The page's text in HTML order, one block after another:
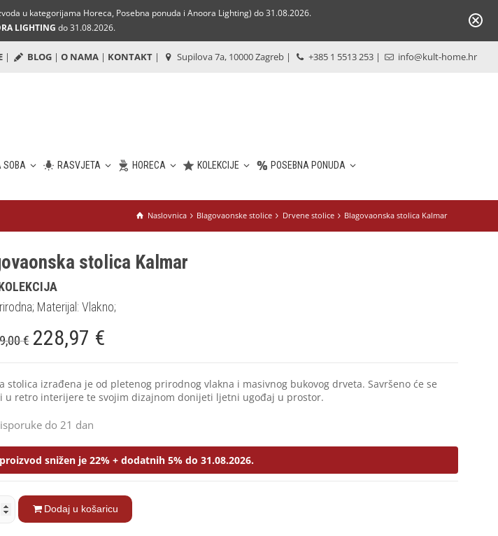
u kategorijama Horeca, Posebna ponuda i Anoora Lighting) do 31.08.2026.
LIGHTING do 31.08.2026.
| BLOG | O NAMA | KONTAKT | Supilova 7a, 10000 Zagreb | +385 1 5513 253 | info@kult-home.hr
SOBA RASVJETA HORECA KOLEKCIJE POSEBNA PONUDA
Naslovnica Blagovaonske stolice Drvene stolice Blagovaonska stolica Kalmar
stolica Kalmar
Materijal: Vlakno;
€ 228,97 €
stolica izrađena je od pletenog prirodnog vlakna i masivnog bukovog drveta. Savršeno će se
u retro interijere te svojim dizajnom donijeti ljetni ugođaj u prostor.
do 21 dan
snižen je 22% + dodatnih 5% do 31.08.2026.
Dodaj u košaricu